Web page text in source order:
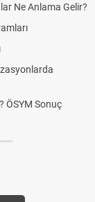
Ne Anlama Gelir?
ÖSYM Sonuç